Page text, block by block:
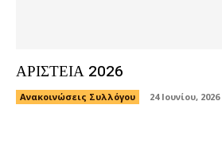
ΑΡΙΣΤΕΙΑ 2026
Ανακοινώσεις Συλλόγου 24 Ιουνίου, 2026